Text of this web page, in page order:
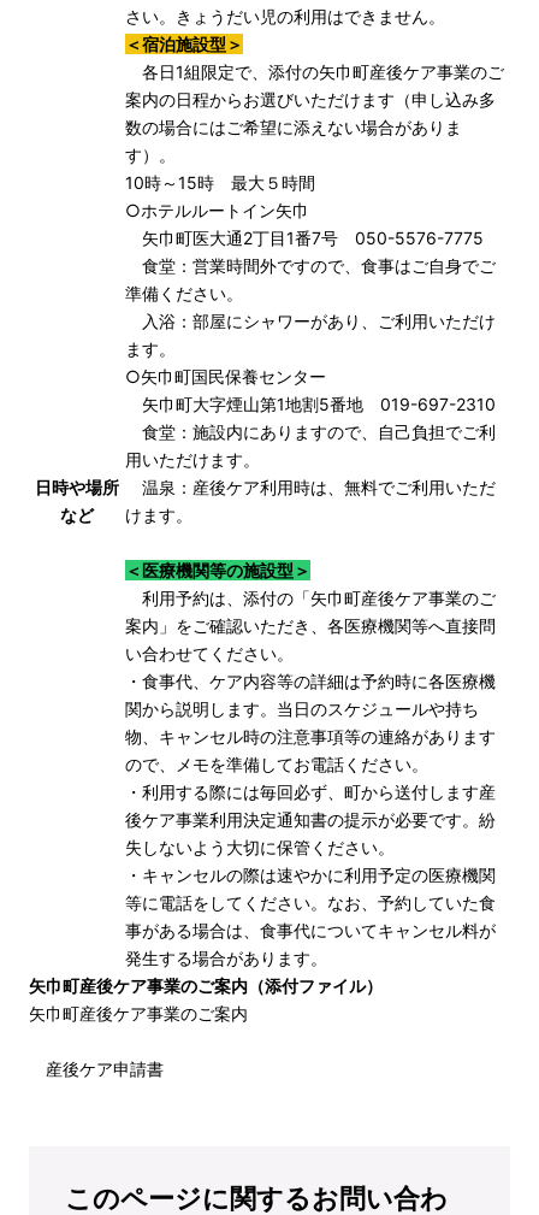
さい。きょうだい児の利用はできません。
日時や場所
など
＜宿泊施設型＞
各日1組限定で、添付の矢巾町産後ケア事業のご
案内の日程からお選びいただけます（申し込み多
数の場合にはご希望に添えない場合がありま
す）。
10時～15時 最大５時間
○ホテルルートイン矢巾
矢巾町医大通2丁目1番7号 050-5576-7775
食堂：営業時間外ですので、食事はご自身でご
準備ください。
入浴：部屋にシャワーがあり、ご利用いただけ
ます。
○矢巾町国民保養センター
矢巾町大字煙山第1地割5番地 019-697-2310
食堂：施設内にありますので、自己負担でご利
用いただけます。
温泉：産後ケア利用時は、無料でご利用いただ
けます。
＜医療機関等の施設型＞
利用予約は、添付の「矢巾町産後ケア事業のご
案内」をご確認いただき、各医療機関等へ直接問
い合わせてください。
・食事代、ケア内容等の詳細は予約時に各医療機
関から説明します。当日のスケジュールや持ち
物、キャンセル時の注意事項等の連絡があります
ので、メモを準備してお電話ください。
・利用する際には毎回必ず、町から送付します産
後ケア事業利用決定通知書の提示が必要です。紛
失しないよう大切に保管ください。
・キャンセルの際は速やかに利用予定の医療機関
等に電話をしてください。なお、予約していた食
事がある場合は、食事代についてキャンセル料が
発生する場合があります。
矢巾町産後ケア事業のご案内（添付ファイル）
矢巾町産後ケア事業のご案内
産後ケア申請書
このページに関するお問い合わ